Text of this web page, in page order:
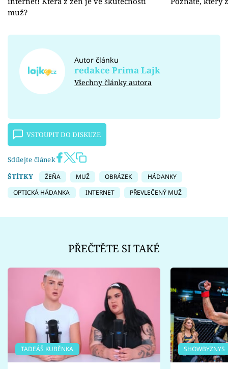
muž?
Autor článku
redakce Prima Lajk
Všechny články autora
VSTOUPIT DO DISKUZE
Sdílejte článek
ŠTÍTKY
ŽEŇA MUŽ OBRÁZEK
HÁDANKY
OPTICKÁ HÁDANKA
INTERNET PŘEVLEČENÝ MUŽ
PŘEČTĚTE SI TAKÉ
TADEÁŠ KUBĚNKA SHOWBYZNYS